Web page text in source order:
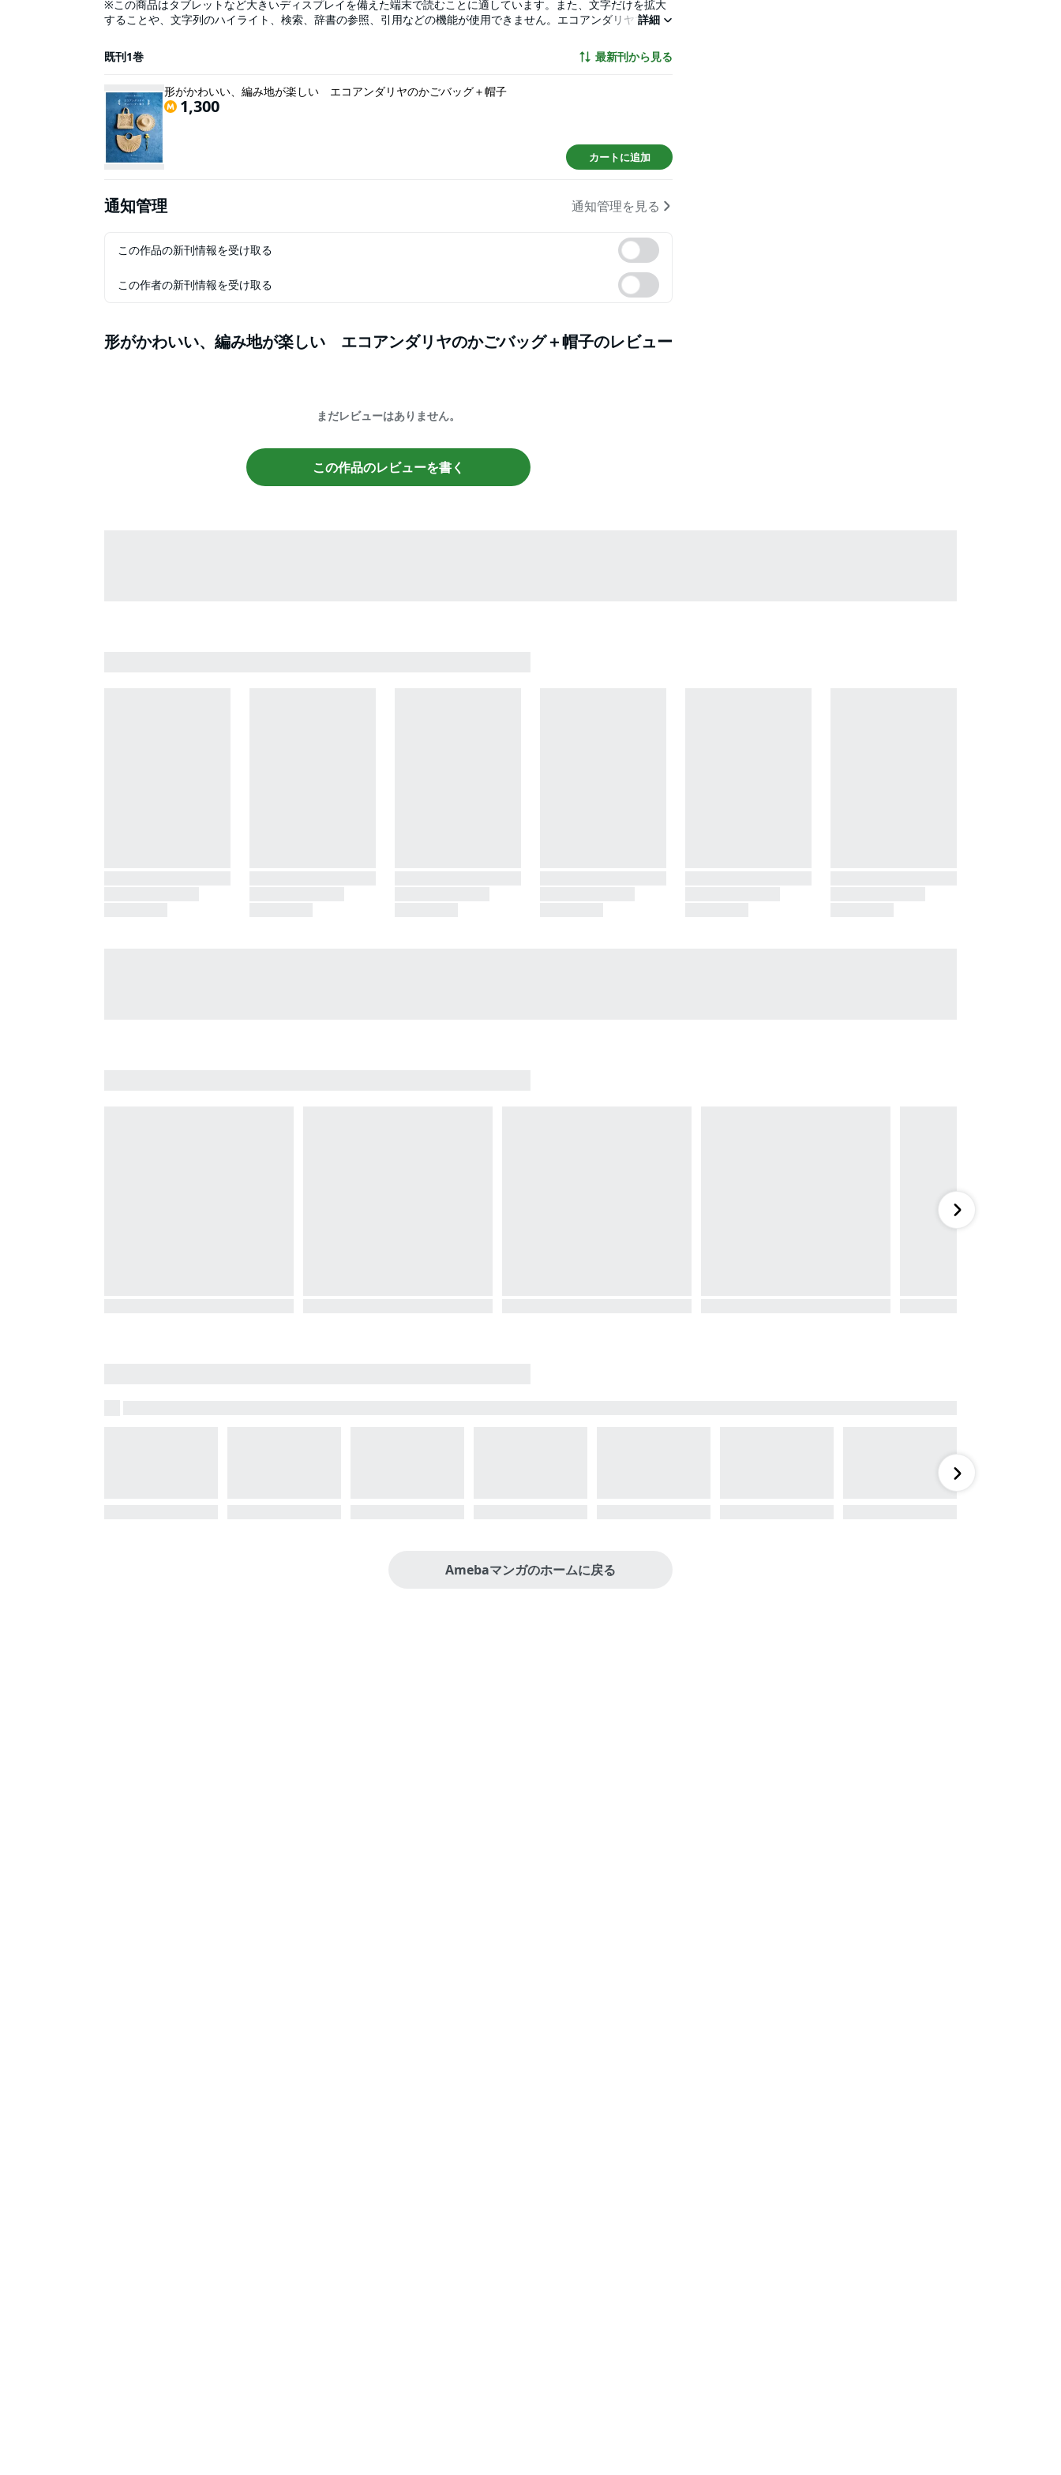
※この商品はタブレットなど大きいディスプレイを備えた端末で読むことに適しています。また、文字だけを拡大
することや、文字列のハイライト、検索、辞書の参照、引用などの機能が使用できません。エコアンダリヤで編
橋本真由子先生を著者に迎え、流行のデザインを取り入れたバッグや新しい編み地の作品をバリエーション豊かに
約30点掲載。変わった技法をプロセス写真で詳しく解説し、愛好家も満足する充実の一冊。
詳細
既刊1巻 最新刊から見る
形がかわいい、編み地が楽しい エコアンダリヤのかごバッグ＋帽子
1,300
カートに追加
通知管理 通知管理を見る
この作品の新刊情報を受け取る
この作者の新刊情報を受け取る
形がかわいい、編み地が楽しい エコアンダリヤのかごバッグ＋帽子のレビュー
まだレビューはありません。
この作品のレビューを書く
Amebaマンガのホームに戻る